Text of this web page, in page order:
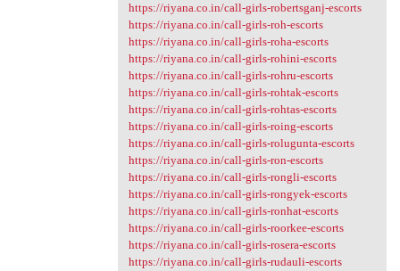
https://riyana.co.in/call-girls-robertsganj-escorts
https://riyana.co.in/call-girls-roh-escorts
https://riyana.co.in/call-girls-roha-escorts
https://riyana.co.in/call-girls-rohini-escorts
https://riyana.co.in/call-girls-rohru-escorts
https://riyana.co.in/call-girls-rohtak-escorts
https://riyana.co.in/call-girls-rohtas-escorts
https://riyana.co.in/call-girls-roing-escorts
https://riyana.co.in/call-girls-rolugunta-escorts
https://riyana.co.in/call-girls-ron-escorts
https://riyana.co.in/call-girls-rongli-escorts
https://riyana.co.in/call-girls-rongyek-escorts
https://riyana.co.in/call-girls-ronhat-escorts
https://riyana.co.in/call-girls-roorkee-escorts
https://riyana.co.in/call-girls-rosera-escorts
https://riyana.co.in/call-girls-rudauli-escorts